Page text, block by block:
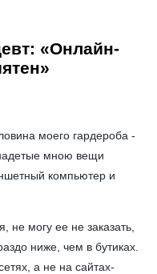
«Онлайн-
моего гардероба -
мною вещи
компьютер и
не могу ее не заказать,
ниже, чем в бутиках.
а не на сайтах-